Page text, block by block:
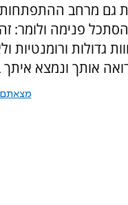
גם מרחב
פנימה
גדולות
אותך ונמצא
מצאתם